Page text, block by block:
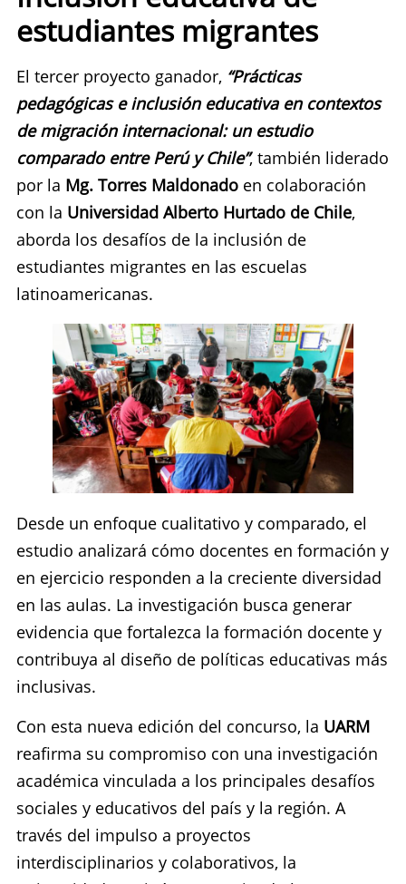
estudiantes migrantes
El tercer proyecto ganador, “Prácticas
pedagógicas e inclusión educativa en contextos
de migración internacional: un estudio
comparado entre Perú y Chile”, también liderado
por la Mg. Torres Maldonado en colaboración
con la Universidad Alberto Hurtado de Chile,
aborda los desafíos de la inclusión de
estudiantes migrantes en las escuelas
latinoamericanas.
Desde un enfoque cualitativo y comparado, el
estudio analizará cómo docentes en formación y
en ejercicio responden a la creciente diversidad
en las aulas. La investigación busca generar
evidencia que fortalezca la formación docente y
contribuya al diseño de políticas educativas más
inclusivas.
Con esta nueva edición del concurso, la UARM
reafirma su compromiso con una investigación
académica vinculada a los principales desafíos
sociales y educativos del país y la región. A
través del impulso a proyectos
interdisciplinarios y colaborativos, la